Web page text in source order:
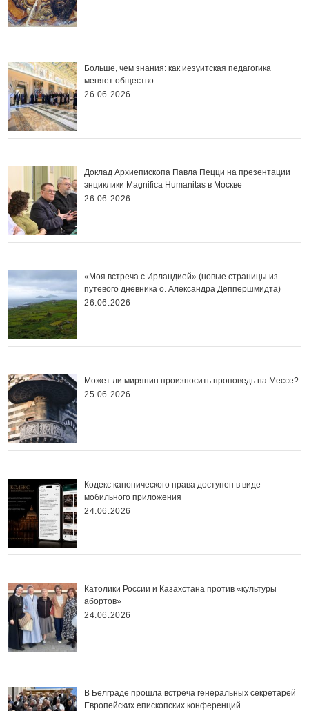
Больше, чем знания: как иезуитская педагогика
меняет общество
26.06.2026
Доклад Архиепископа Павла Пецци на презентации
энциклики Magnifica Нumanitas в Москве
26.06.2026
«Моя встреча с Ирландией» (новые страницы из
путевого дневника о. Александра Деппершмидта)
26.06.2026
Может ли мирянин произносить проповедь на Мессе?
25.06.2026
Кодекс канонического права доступен в виде
мобильного приложения
24.06.2026
Католики России и Казахстана против «культуры
абортов»
24.06.2026
В Белграде прошла встреча генеральных секретарей
Европейских епископских конференций